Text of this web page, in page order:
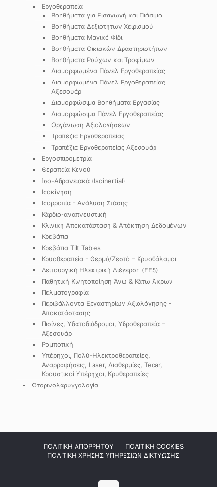
Εργοθεραπεία
Βοηθήματα για Εισαγωγή και Πιάσιμο
Βοηθήματα Δεξιοτήτων Χειρισμού
Βοηθήματα Μαγικό Φίδι
Βοηθήματα Οικιακών Δραστηριοτήτων
Βοηθήματα Ρούχων και Τροφίμων
Διαμορφωμένα Πάνελ Εργοθεραπείας
Διαμορφωμένα Πάνελ Εργοθεραπείας
Αξεσουάρ
Διαμορφώσιμα Βοηθήματα Εργασίας
Διαμορφώσιμα Πάνελ Εργοθεραπείας
Οργάνωση Αξιολογήσεων
Τραπέζια Εργοθεραπείας
Τραπέζια Εργοθεραπείας Αξεσουάρ
Εργοσπιρομετρία
Θεραπεία Κενού
Ίσο-Αδρανειακά (Isoinertial)
Ισοκίνηση
Ισορροπία - Ανάλυση Στάσης
Κάρδιο-αναπνευστική
Κλινική Αποκατάσταση & Απόκτηση Δεδομένων
Κρεβάτια
Κρεβάτια Tilt Tables
Κρυοθεραπεία - Θερμό/Ζεστό – Κρυοθάλαμοι
Λειτουργική Ηλεκτρική Διέγερση (FES)
Παθητική Κινητοποίηση Άνω & Κάτω Άκρων
Πελματογραφία
Περιβάλλοντα Εργαστηρίων Αξιολόγησης -
Αποκατάστασης
Πισίνες, Υδατοδιάδρομοι, Υδροθεραπεία –
Αξεσουάρ
Ρομποτική
Υπέρηχοι, Πολύ-Ηλεκτροθεραπείες,
Αναρροφήσεις, Laser, Διαθερμίες, Tecar,
Κρουστικοί Υπέρηχοι, Κρυθεραπείες
Ωτορινολαρυγγολογία
ΠΟΛΙΤΙΚΗ ΑΠΟΡΡΗΤΟΥ
ΠΟΛΙΤΙΚΗ COOKIES
ΠΟΛΙΤΙΚΗ ΧΡΗΣΗΣ ΥΠΗΡΕΣΙΩΝ ΔΙΚΤΥΩΣΗΣ